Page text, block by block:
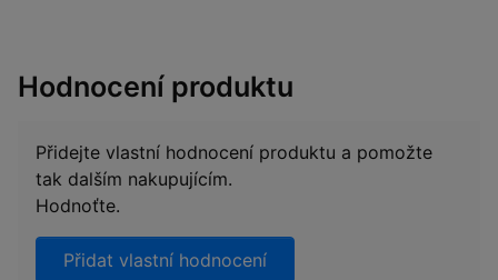
Hodnocení produktu
Přidejte vlastní hodnocení produktu a pomožte
tak dalším nakupujícím.
Hodnoťte.
Přidat vlastní hodnocení